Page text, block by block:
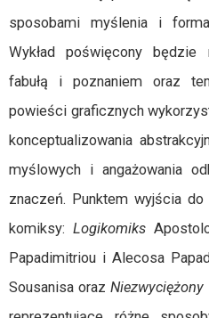
sposobami myślenia i
Wykład poświęcony
fabułą i poznaniem oraz
powieści graficznych
konceptualizowania
myślowych i angażowania
znaczeń. Punktem wyjścia
komiksy: Logikomiks
Papadimitriou i Alecosa
Sousanisa oraz Niezwyciężony